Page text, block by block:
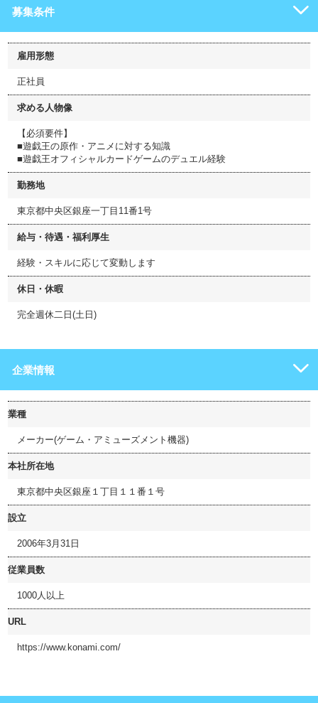
募集条件
雇用形態
正社員
求める人物像
【必須要件】
■遊戯王の原作・アニメに対する知識
■遊戯王オフィシャルカードゲームのデュエル経験
勤務地
東京都中央区銀座一丁目11番1号
給与・待遇・福利厚生
経験・スキルに応じて変動します
休日・休暇
完全週休二日(土日)
企業情報
業種
メーカー(ゲーム・アミューズメント機器)
本社所在地
東京都中央区銀座１丁目１１番１号
設立
2006年3月31日
従業員数
1000人以上
URL
https://www.konami.com/